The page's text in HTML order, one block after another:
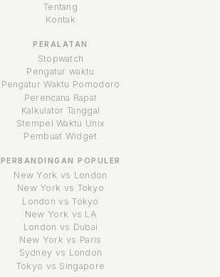
Tentang
Kontak
PERALATAN
Stopwatch
Pengatur waktu
Pengatur Waktu Pomodoro
Perencana Rapat
Kalkulator Tanggal
Stempel Waktu Unix
Pembuat Widget
PERBANDINGAN POPULER
New York vs London
New York vs Tokyo
London vs Tokyo
New York vs LA
London vs Dubai
New York vs Paris
Sydney vs London
Tokyo vs Singapore